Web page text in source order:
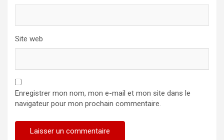
Site web
Enregistrer mon nom, mon e-mail et mon site dans le
navigateur pour mon prochain commentaire.